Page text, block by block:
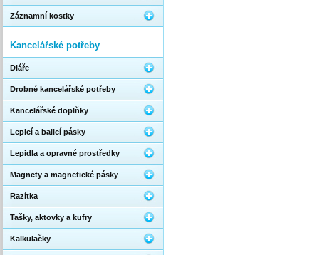
Záznamní kostky
Kancelářské potřeby
Diáře
Drobné kancelářské potřeby
Kancelářské doplňky
Lepicí a balicí pásky
Lepidla a opravné prostředky
Magnety a magnetické pásky
Razítka
Tašky, aktovky a kufry
Kalkulačky